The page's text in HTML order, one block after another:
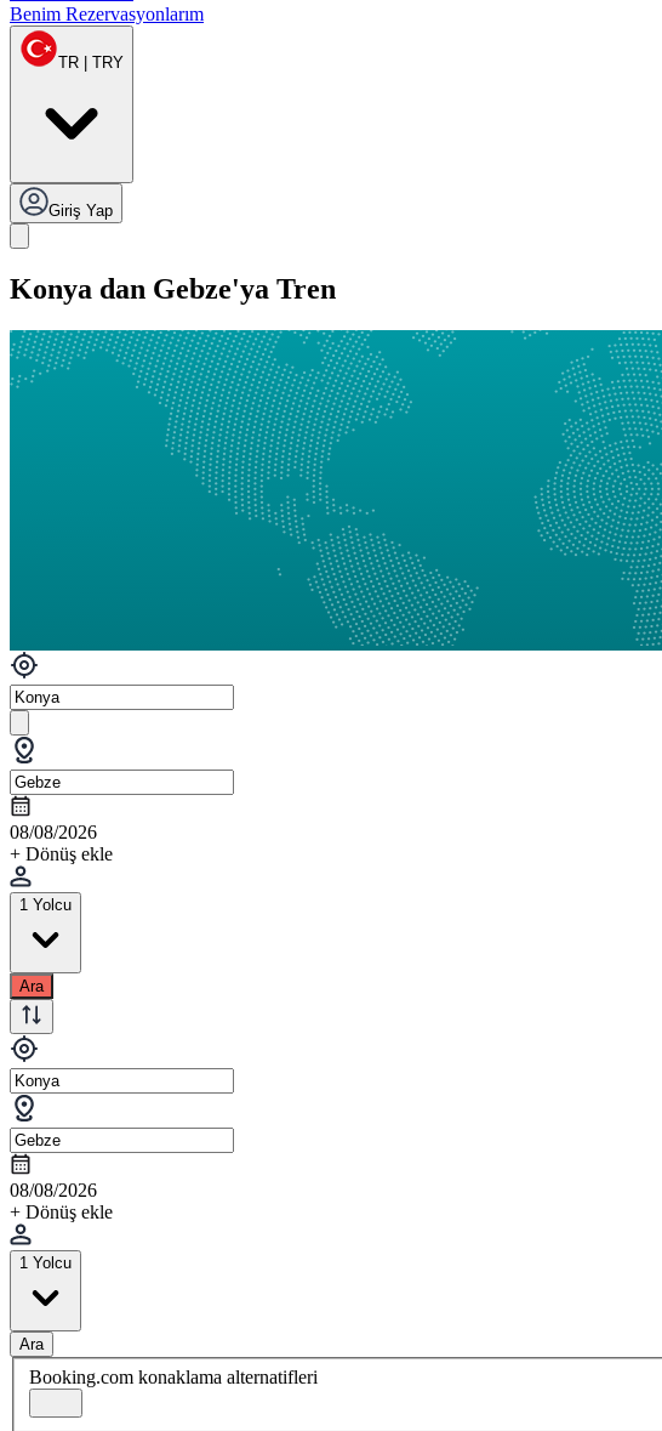
Benim Rezervasyonlarım
TR | TRY
Giriş Yap
Konya dan Gebze'ya Tren
08/08/2026
+ Dönüş ekle
1 Yolcu
Ara
08/08/2026
+ Dönüş ekle
1 Yolcu
Ara
Booking.com konaklama alternatifleri